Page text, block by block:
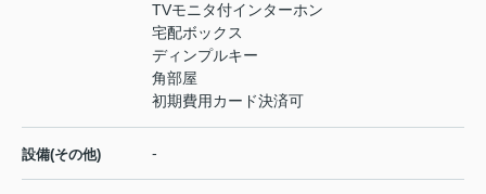
TVモニタ付インターホン
宅配ボックス
ディンプルキー
角部屋
初期費用カード決済可
設備(その他) -